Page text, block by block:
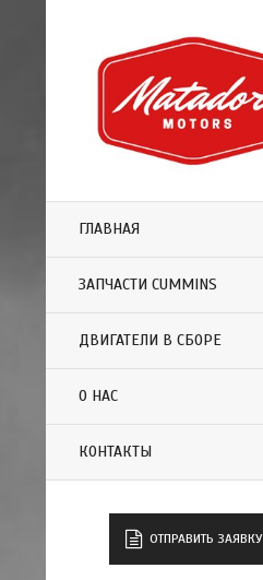
ГЛАВНАЯ
ЗАПЧАСТИ CUMMINS
ДВИГАТЕЛИ В СБОРЕ
О НАС
КОНТАКТЫ
ОТПРАВИТЬ ЗАЯВКУ